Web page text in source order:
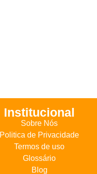
Institucional
Sobre Nós
Politica de Privacidade
Termos de uso
Glossário
Blog